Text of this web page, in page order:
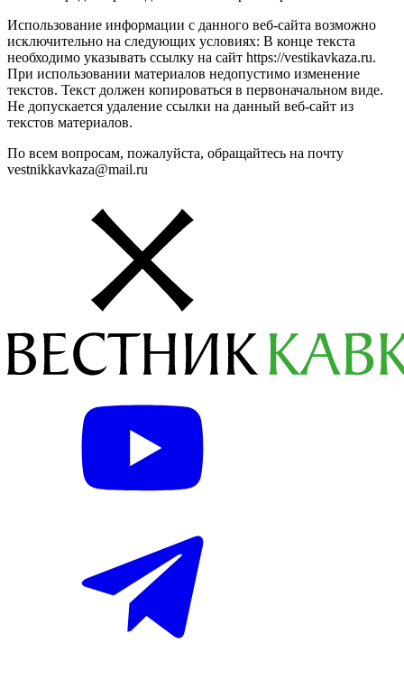
Использование информации с данного веб-сайта возможно
исключительно на следующих условиях: В конце текста
необходимо указывать ссылку на сайт https://vestikavkaza.ru.
При использовании материалов недопустимо изменение
текстов. Текст должен копироваться в первоначальном виде.
Не допускается удаление ссылки на данный веб-сайт из
текстов материалов.
По всем вопросам, пожалуйста, обращайтесь на почту
vestnikkavkaza@mail.ru